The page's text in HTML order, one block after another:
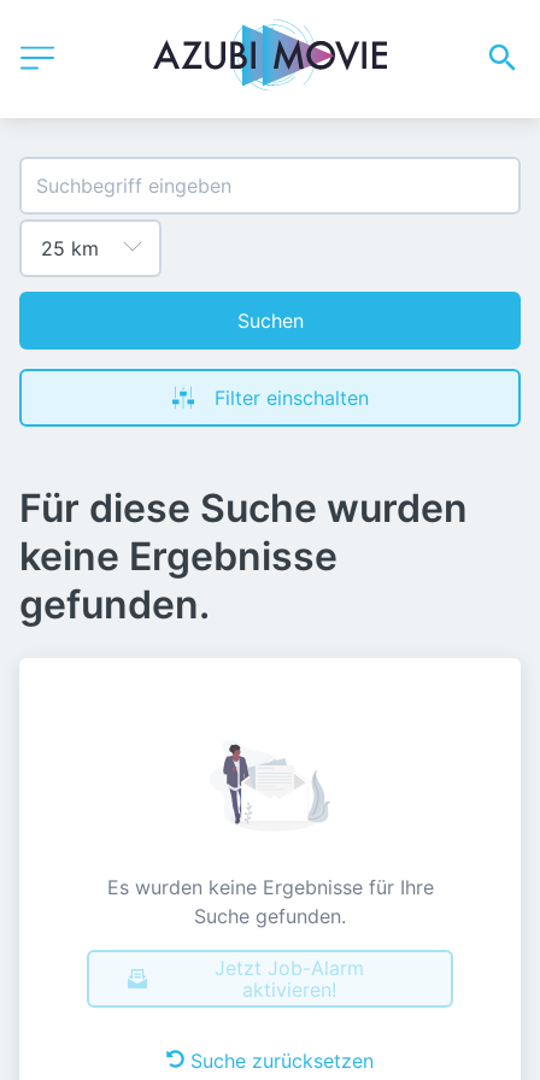
Suchen
Filter einschalten
Für diese Suche wurden
keine Ergebnisse
gefunden.
Es wurden keine Ergebnisse für Ihre
Suche gefunden.
Jetzt Job-Alarm
aktivieren!
Suche zurücksetzen